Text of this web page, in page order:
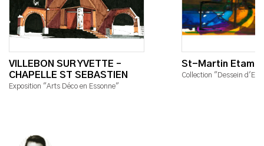
VILLEBON SUR YVETTE –
CHAPELLE ST SEBASTIEN
Exposition "Arts Déco en Essonne"
St-Martin
Collection "Dessein